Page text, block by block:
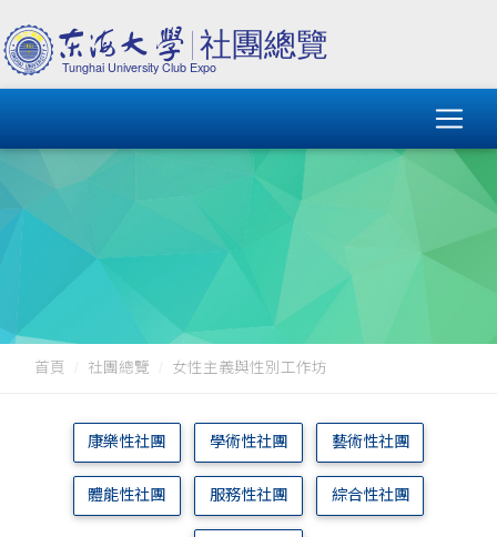
首頁 社團總覽 女性主義與性別工作坊
康樂性社團 學術性社團 藝術性社團
體能性社團 服務性社團 綜合性社團